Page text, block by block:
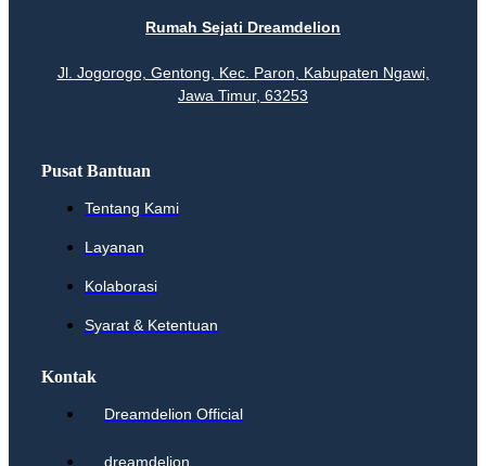
Rumah Sejati Dreamdelion
Jl. Jogorogo, Gentong, Kec. Paron, Kabupaten Ngawi,
Jawa Timur, 63253
Pusat Bantuan
Tentang Kami
Layanan
Kolaborasi
Syarat & Ketentuan
Kontak
Dreamdelion Official
dreamdelion